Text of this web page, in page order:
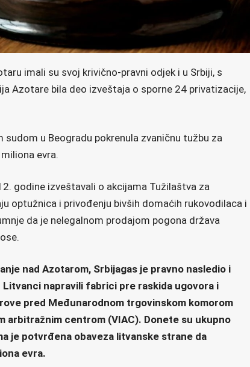
imali su svoj krivično-pravni odjek i u Srbiji, s
Azotare bila deo izveštaja o sporne 24 privatizacije,
sudom u Beogradu pokrenula zvaničnu tužbu za
evra.
godine izveštavali o akcijama Tužilaštva za
optužnica i privođenju bivših domaćih rukovodilaca i
da je nelegalnom prodajom pogona država
nad Azotarom, Srbijagas je pravno nasledio i
napravili fabrici pre raskida ugovora i
pred Međunarodnom trgovinskom komorom
arbitražnim centrom (VIAC). Donete su ukupno
je potvrđena obaveza litvanske strane da
evra.